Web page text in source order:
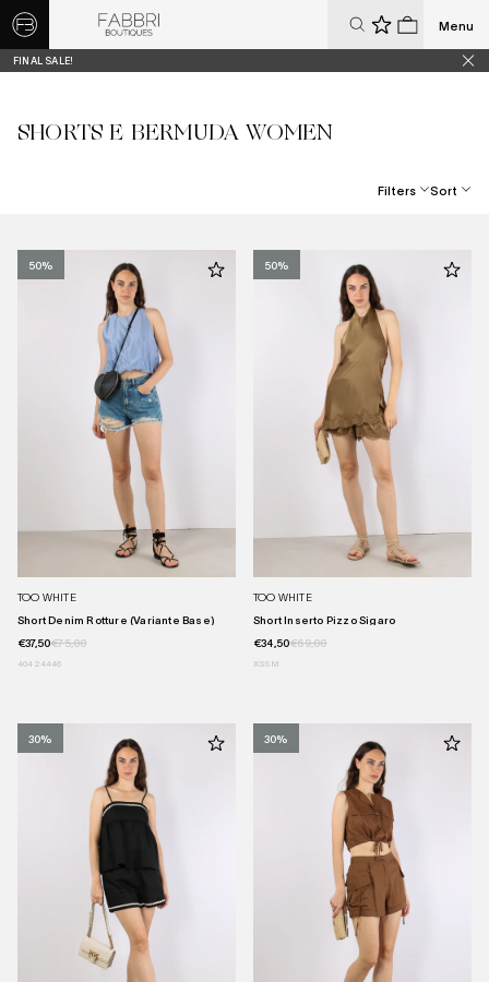
0 0
Menu
FINAL SALE!
SHORTS E BERMUDA WOMEN
Filters Sort
Price, Low To High
Price, High To Low
Date, New To Old
50%
TOO WHITE
Short Denim Rotture (variante Base)
€37,50€75,00
4042 44 46
50%
TOO WHITE
Short Inserto Pizzo Sigaro
€34,50€69,00
XSS M
30% 30%